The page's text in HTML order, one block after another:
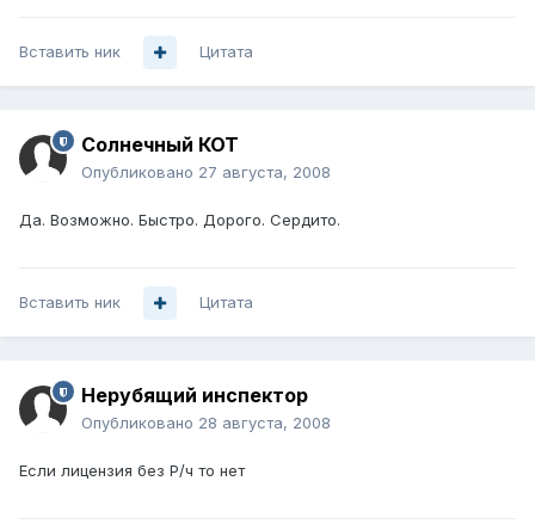
Вставить ник Цитата
Солнечный КОТ
Опубликовано 27 августа, 2008
Да. Возможно. Быстро. Дорого. Сердито.
Вставить ник Цитата
Нерубящий инспектор
Опубликовано 28 августа, 2008
Если лицензия без Р/ч то нет